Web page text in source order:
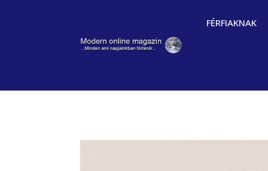
FÉRFIAKNAK